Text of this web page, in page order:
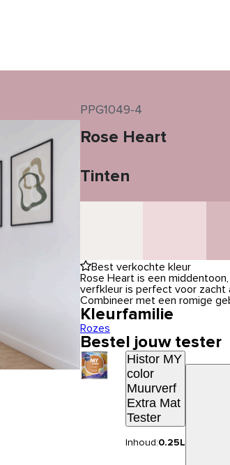
PPG1049-4
Rose Heart
Tinten
Best verkochte kleur
Rose Heart is een
verfkleur is perfect voor zacht
Combineer met een romige
Kleurfamilie
Rozes
Bestel jouw tester
Histor MY
color
Muurverf
Extra Mat
Tester
Inhoud:0.25L